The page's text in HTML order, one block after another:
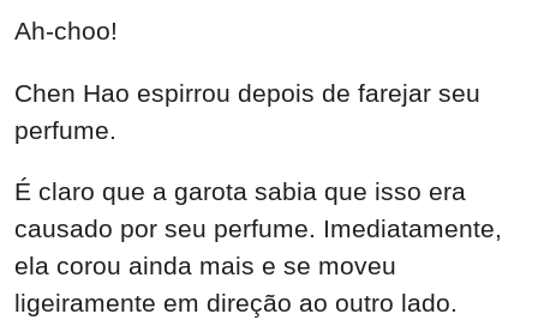
Ah-choo!
Chen Hao espirrou depois de farejar seu
perfume.
É claro que a garota sabia que isso era
causado por seu perfume. Imediatamente,
ela corou ainda mais e se moveu
ligeiramente em direção ao outro lado.